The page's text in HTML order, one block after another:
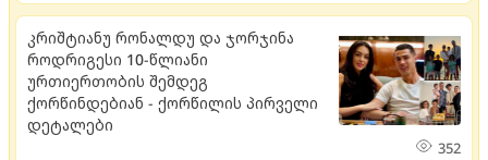
კრიშტიანუ რონალდუ და ჯორჯინა
როდრიგესი 10-წლიანი
ურთიერთობის შემდეგ
ქორწინდებიან - ქორწილის პირველი
დეტალები
352